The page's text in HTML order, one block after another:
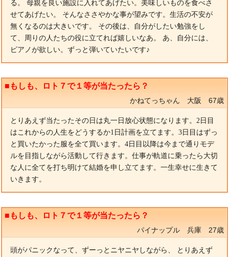
る。 母親を良い施設に入れてあげたい。美味しいものを食べさ
せてあげたい。 そんなささやかな事が望みです。生活の不安が
無くなるのは大きいです。 その後は、自分がしたい勉強をし
て、周りの人たちの役に立てれば嬉しいなあ。 あ、自分には、
ピアノが欲しい。ずっと弾いていたいです♪
■もしも、ロト７で１等が当たったら？
かねてっちゃん 大阪 67歳
とりあえず当たったその日は丸一日放心状態になります。2日目
はこれからの人生をどうするか1日計画を立てます。3日目はずっ
と買いたかった服を全て買います。4日目以降は今まで通りモデ
ルを目指しながら活動して行きます。仕事が軌道に乗ったら大切
な人に全てを打ち明けて結婚を申し立てます。一生幸せに生きて
いきます。
■もしも、ロト７で１等が当たったら？
パイナップル 兵庫 27歳
頭がパニックなって、ずーっとニヤニヤしながら、 とりあえず